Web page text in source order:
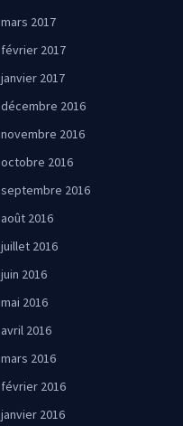
mars 2017
février 2017
janvier 2017
décembre 2016
novembre 2016
octobre 2016
septembre 2016
août 2016
juillet 2016
juin 2016
mai 2016
avril 2016
mars 2016
février 2016
janvier 2016